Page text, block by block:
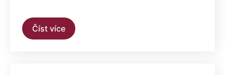
Číst více